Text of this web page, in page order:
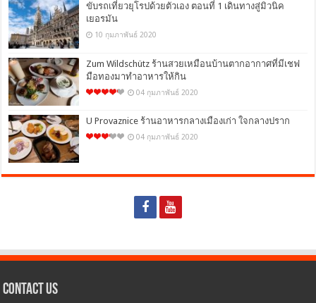
ขับรถเที่ยวยุโรปด้วยตัวเอง ตอนที่ 1 เดินทางสู่มิวนิค
เยอรมัน
10 กุมภาพันธ์ 2020
Zum Wildschütz ร้านสวยเหมือนบ้านตากอากาศที่มีเชฟ
มือทองมาทำอาหารให้กิน
04 กุมภาพันธ์ 2020
U Provaznice ร้านอาหารกลางเมืองเก่า ใจกลางปราก
04 กุมภาพันธ์ 2020
Contact Us